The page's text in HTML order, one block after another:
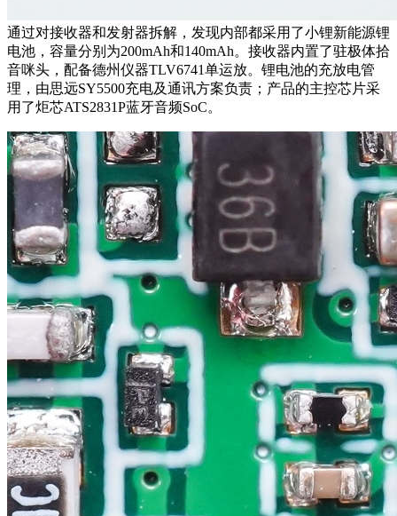
通过对接收器和发射器拆解，发现内部都采用了小锂新能源锂
电池，容量分别为200mAh和140mAh。接收器内置了驻极体拾
音咪头，配备德州仪器TLV6741单运放。锂电池的充放电管
理，由思远SY5500充电及通讯方案负责；产品的主控芯片采
用了炬芯ATS2831P蓝牙音频SoC。